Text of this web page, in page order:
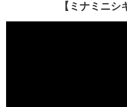
【ミナミニシ